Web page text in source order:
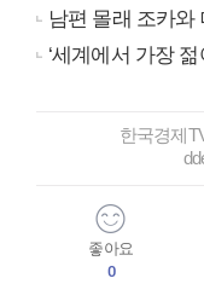
남편 몰래 조카와
‘세계에서 가장
한국경제
좋아요
0